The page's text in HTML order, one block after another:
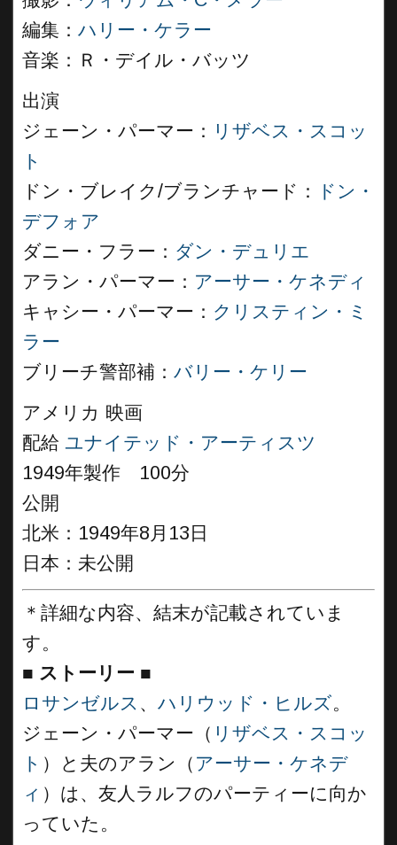
編集： ハリー・ケラー
音楽：Ｒ・デイル・バッツ
出演
ジェーン・パーマー： リザベス・スコッ
ト
ドン・ブレイク/ブランチャード：
ドン・
デフォア
ダニー・フラー： ダン・デュリエ
アラン・パーマー： アーサー・ケネディ
キャシー・パーマー： クリスティン・ミ
ラー
ブリーチ警部補： バリー・ケリー
アメリカ 映画
配給 ユナイテッド・アーティスツ
1949年製作 100分
公開
北米：1949年8月13日
日本：未公開
＊詳細な内容、結末が記載されていま
す。
■ ストーリー ■
ロサンゼルス 、 ハリウッド・ヒルズ。
ジェーン・パーマー（ リザベス・スコッ
ト ）と夫のアラン（ アーサー・ケネデ
ィ ）は、友人ラルフのパーティーに向か
っていた。